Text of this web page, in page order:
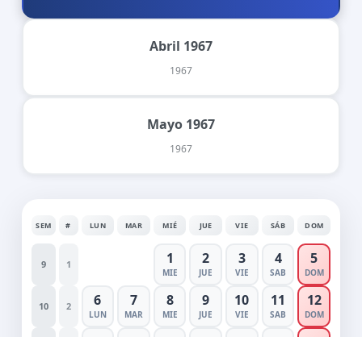
Abril 1967
1967
Mayo 1967
1967
SEM # LUN MAR MIÉ JUE VIE SÁB DOM
9 1 1
MIE
2
JUE
3
VIE
4
SAB
5
DOM
10 2 6
LUN
7
MAR
8
MIE
9
JUE
10
VIE
11
SAB
12
DOM